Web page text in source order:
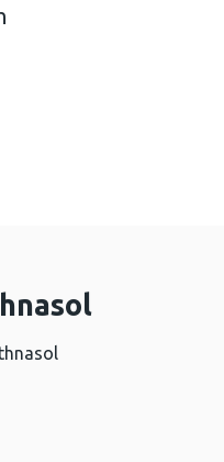
dŵr preifat: Cwmpas